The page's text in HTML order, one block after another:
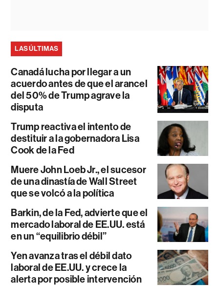
LAS ÚLTIMAS
Canadá lucha por llegar a un
acuerdo antes de que el arancel
del 50% de Trump agrave la
disputa
Trump reactiva el intento de
destituir a la gobernadora Lisa
Cook de la Fed
Muere John Loeb Jr., el sucesor
de una dinastía de Wall Street
que se volcó a la política
Barkin, de la Fed, advierte que el
mercado laboral de EE.UU. está
en un “equilibrio débil”
Yen avanza tras el débil dato
laboral de EE.UU. y crece la
alerta por posible intervención